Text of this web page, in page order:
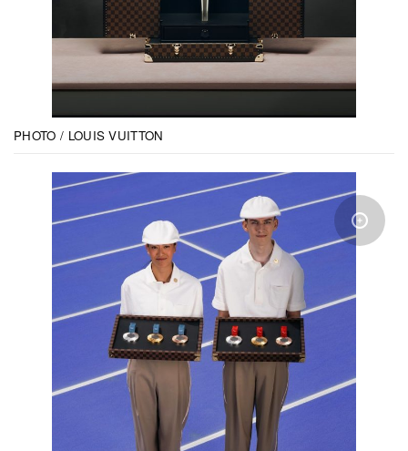
PHOTO / LOUIS VUITTON